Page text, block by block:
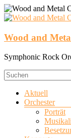
Zum
Inhalt
Wood and
Symphonic Rock
Menü
Aktuell
Orchester
Porträt